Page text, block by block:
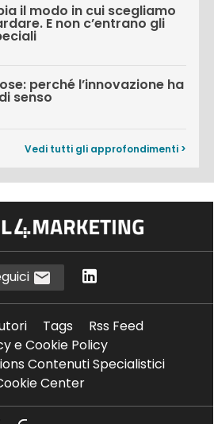
il modo in cui scegliamo
E non c’entrano gli
perché l’innovazione ha
senso
Vedi tutti gli approfondimenti >
Tags
Rss Feed
e Cookie Policy
Contenuti Specialistici
Center